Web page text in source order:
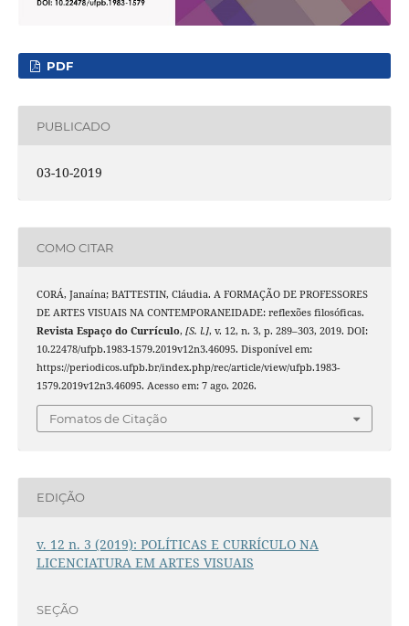
PDF
PUBLICADO
03-10-2019
COMO CITAR
CORÁ, Janaína; BATTESTIN, Cláudia. A FORMAÇÃO DE PROFESSORES
DE ARTES VISUAIS NA CONTEMPORANEIDADE: reflexões filosóficas.
Revista Espaço do Currículo, [S. l.], v. 12, n. 3, p. 289–303, 2019. DOI:
10.22478/ufpb.1983-1579.2019v12n3.46095. Disponível em:
https://periodicos.ufpb.br/index.php/rec/article/view/ufpb.1983-
1579.2019v12n3.46095. Acesso em: 7 ago. 2026.
Fomatos de Citação
EDIÇÃO
v. 12 n. 3 (2019): POLÍTICAS E CURRÍCULO NA
LICENCIATURA EM ARTES VISUAIS
SEÇÃO